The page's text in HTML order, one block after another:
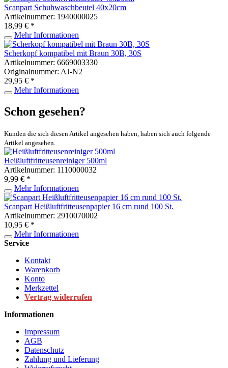
Scanpart Schuhwaschbeutel 40x20cm
Artikelnummer: 1940000025
18,99 € *
Mehr Informationen
Scherkopf kompatibel mit Braun 30B, 30S
Artikelnummer: 6669003330
Originalnummer: AJ-N2
29,95 € *
Mehr Informationen
Schon gesehen?
Kunden die sich diesen Artikel angesehen haben, haben sich auch folgende
Artikel angesehen.
Heißluftfritteusenreiniger 500ml
Artikelnummer: 1110000032
9,99 € *
Mehr Informationen
Scanpart Heißluftfritteusenpapier 16 cm rund 100 St.
Artikelnummer: 2910070002
10,95 € *
Mehr Informationen
Service
Kontakt
Warenkorb
Konto
Merkzettel
Vertrag widerrufen
Informationen
Impressum
AGB
Datenschutz
Zahlung und Lieferung